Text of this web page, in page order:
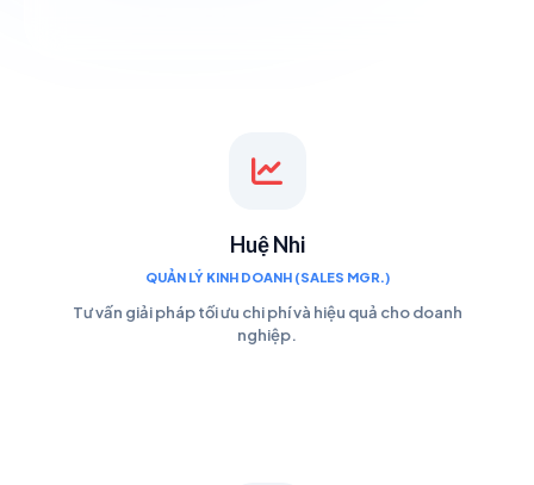
Huệ Nhi
QUẢN LÝ KINH DOANH (SALES MGR.)
Tư vấn giải pháp tối ưu chi phí và hiệu quả cho doanh
nghiệp.